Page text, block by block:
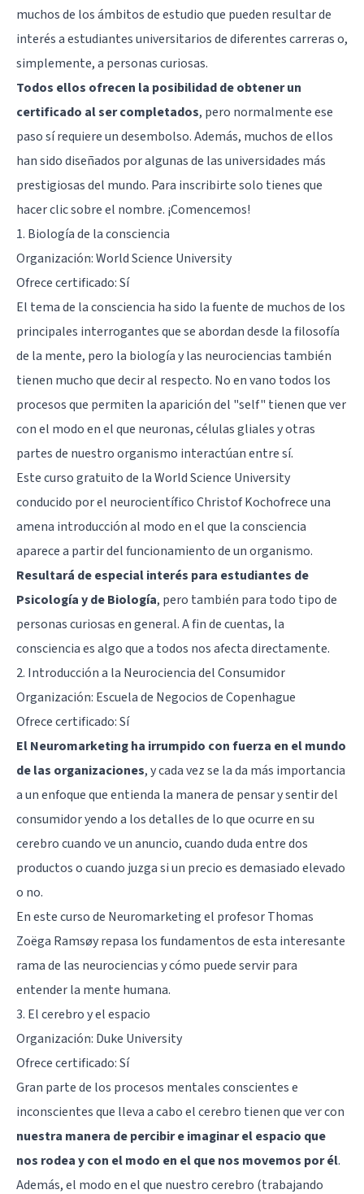
muchos de los ámbitos de estudio que pueden resultar de
interés a estudiantes universitarios de diferentes carreras o,
simplemente, a personas curiosas.
Todos ellos ofrecen la posibilidad de obtener un
certificado al ser completados, pero normalmente ese
paso sí requiere un desembolso. Además, muchos de ellos
han sido diseñados por algunas de las universidades más
prestigiosas del mundo. Para inscribirte solo tienes que
hacer clic sobre el nombre. ¡Comencemos!
1. Biología de la consciencia
Organización: World Science University
Ofrece certificado: Sí
El tema de la consciencia ha sido la fuente de muchos de los
principales interrogantes que se abordan desde la filosofía
de la mente, pero la biología y las neurociencias también
tienen mucho que decir al respecto. No en vano todos los
procesos que permiten la aparición del "self" tienen que ver
con el modo en el que neuronas,células glialesy otras
partes de nuestro organismo interactúan entre sí.
Este curso gratuito de la World Science University
conducido por el neurocientífico Christof Kochofrece una
amena introducción al modo en el que la consciencia
aparece a partir del funcionamiento de un organismo.
Resultará de especial interés para estudiantes de
Psicología y de Biología, pero también para todo tipo de
personas curiosas en general. A fin de cuentas, la
consciencia es algo que a todos nos afecta directamente.
2. Introducción a la Neurociencia del Consumidor
Organización: Escuela de Negocios de Copenhague
Ofrece certificado: Sí
El Neuromarketing ha irrumpido con fuerza en el mundo
de las organizaciones, y cada vez se la da más importancia
a un enfoque que entienda la manera de pensar y sentir del
consumidor yendo a los detalles de lo que ocurre en su
cerebro cuando ve un anuncio, cuando duda entre dos
productos o cuando juzga si un precio es demasiado elevado
o no.
En este curso de Neuromarketing el profesor Thomas
Zoëga Ramsøy repasa los fundamentos de esta interesante
rama de las neurociencias y cómo puede servir para
entender la mente humana.
3. El cerebro y el espacio
Organización: Duke University
Ofrece certificado: Sí
Gran parte de los procesos mentales conscientes e
inconscientes que lleva a cabo el cerebro tienen que ver con
nuestra manera de percibir e imaginar el espacio que
nos rodea y con el modo en el que nos movemos por él.
Además, el modo en el que nuestro cerebro (trabajando